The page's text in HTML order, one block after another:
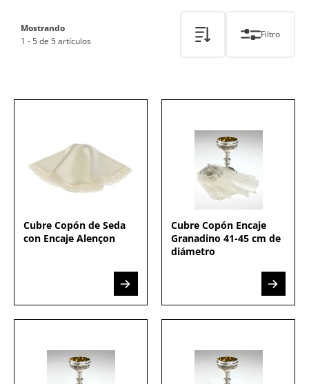
Cubre Copón de Seda
con Encaje Alençon
Cubre Copón Encaje
Granadino 41-45 cm de
diámetro
Mostrando
1 - 5 de 5 artículos
Filtro